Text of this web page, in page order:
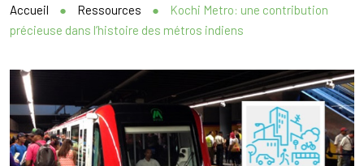
Accueil ● Ressources ●
Kochi Metro: une contribution
précieuse dans l’histoire des métros indiens